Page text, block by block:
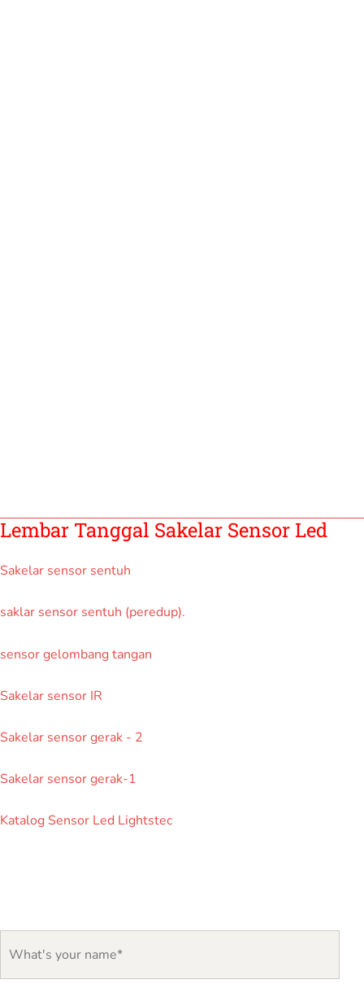
Lembar Tanggal Sakelar Sensor Led
Sakelar sensor sentuh
saklar sensor sentuh (peredup).
sensor gelombang tangan
Sakelar sensor IR
Sakelar sensor gerak - 2
Sakelar sensor gerak-1
Katalog Sensor Led Lightstec